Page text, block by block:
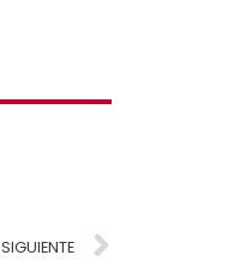
SIGUIENTE